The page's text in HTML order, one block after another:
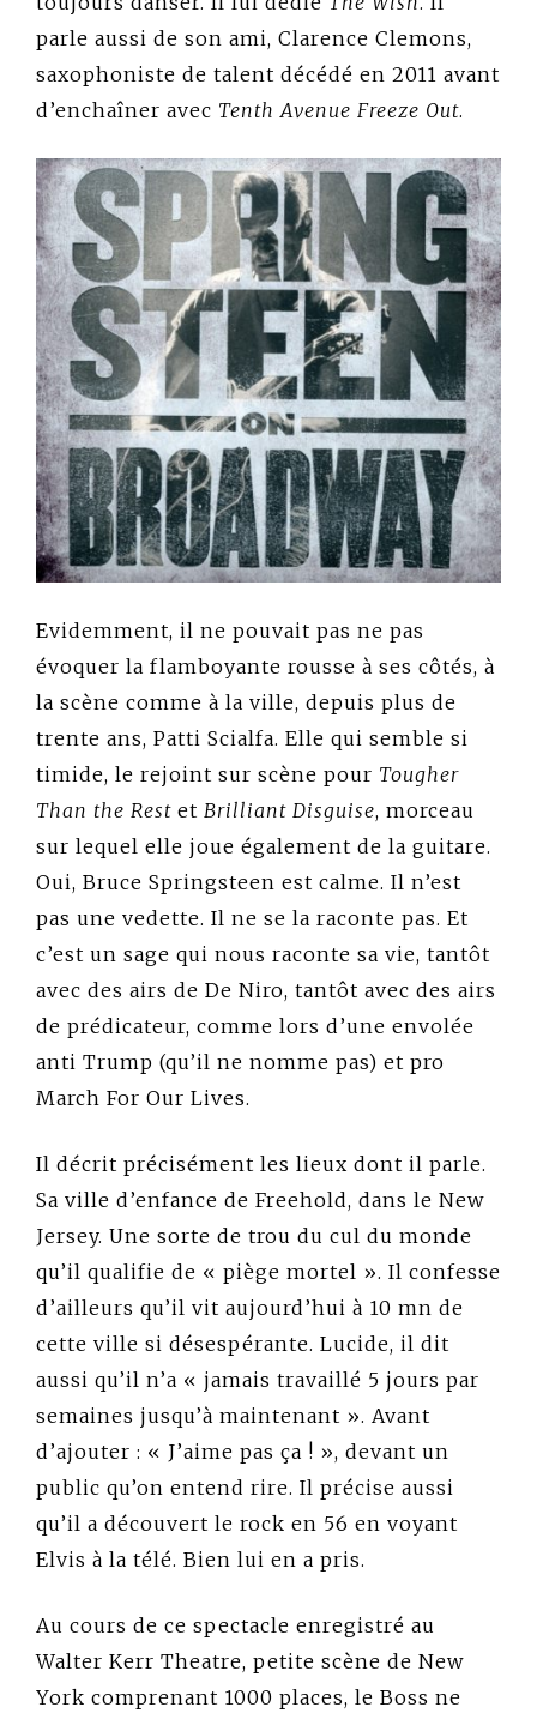
parle aussi de son ami, Clarence Clemons,
saxophoniste de talent décédé en 2011 avant
d’enchaîner avec Tenth Avenue Freeze Out.
Evidemment, il ne pouvait pas ne pas
évoquer la flamboyante rousse à ses côtés, à
la scène comme à la ville, depuis plus de
trente ans, Patti Scialfa. Elle qui semble si
timide, le rejoint sur scène pour Tougher
Than the Rest et Brilliant Disguise, morceau
sur lequel elle joue également de la guitare.
Oui, Bruce Springsteen est calme. Il n’est
pas une vedette. Il ne se la raconte pas. Et
c’est un sage qui nous raconte sa vie, tantôt
avec des airs de De Niro, tantôt avec des airs
de prédicateur, comme lors d’une envolée
anti Trump (qu’il ne nomme pas) et pro
March For Our Lives.
Il décrit précisément les lieux dont il parle.
Sa ville d’enfance de Freehold, dans le New
Jersey. Une sorte de trou du cul du monde
qu’il qualifie de « piège mortel ». Il confesse
d’ailleurs qu’il vit aujourd’hui à 10 mn de
cette ville si désespérante. Lucide, il dit
aussi qu’il n’a « jamais travaillé 5 jours par
semaines jusqu’à maintenant ». Avant
d’ajouter : « J’aime pas ça ! », devant un
public qu’on entend rire. Il précise aussi
qu’il a découvert le rock en 56 en voyant
Elvis à la télé. Bien lui en a pris.
Au cours de ce spectacle enregistré au
Walter Kerr Theatre, petite scène de New
York comprenant 1000 places, le Boss ne